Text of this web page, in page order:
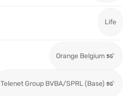
Life
Orange Belgium
Telenet Group BVBA/SPRL (Base)